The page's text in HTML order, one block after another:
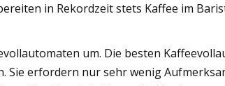
in Rekordzeit stets Kaffee im
um. Die besten
Sie erfordern nur sehr wenig